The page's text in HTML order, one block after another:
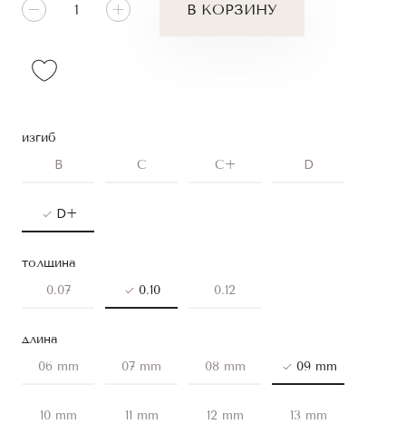
изгиб
B
C C+ D
D+
толщина
0.07
0.10 0.12
длина
06 mm
07 mm 08 mm 09 mm
10 mm 11 mm 12 mm 13 mm
В КОРЗИНУ